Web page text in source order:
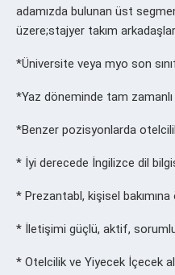
adamızda bulunan üst
üzere;stajyer takım
*Üniversite veya myo son
*Yaz döneminde tam zamanlı
*Benzer pozisyonlarda
* İyi derecede İngilizce dil
* Prezantabl, kişisel
* İletişimi güçlü, aktif,
* Otelcilik ve Yiyecek İçecek